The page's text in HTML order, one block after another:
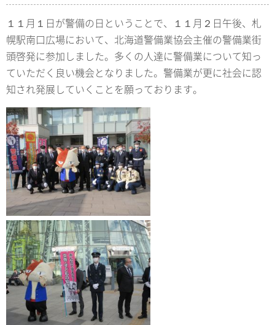
１１月１日が警備の日ということで、１１月２日午後、札
幌駅南口広場において、北海道警備業協会主催の警備業街
頭啓発に参加しました。多くの人達に警備業について知っ
ていただく良い機会となりました。警備業が更に社会に認
知され発展していくことを願っております。